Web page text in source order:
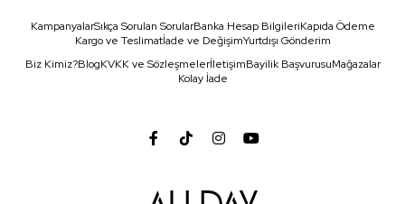
KampanyalarSıkça Sorulan SorularBanka Hesap BilgileriKapıda Ödeme
Kargo ve Teslimatİade ve DeğişimYurtdışı Gönderim
Biz Kimiz?BlogKVKK ve SözleşmelerİletişimBayilik BaşvurusuMağazalar
Kolay İade